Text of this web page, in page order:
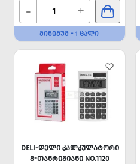
- +
ᲛᲘᲜᲘᲛᲣᲛ - 1 ᲪᲐᲚᲘ
DELI-ᲓᲔᲚᲘ ᲙᲐᲚᲙᲣᲚᲐᲢᲝᲠᲘ
8-ᲗᲐᲜᲠᲘᲒᲘᲐᲜᲘ NO.1120